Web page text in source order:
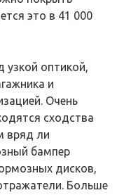
это в 41 000
узкой оптикой,
и
Очень
сходства
вряд ли
бампер
дисков,
Больше